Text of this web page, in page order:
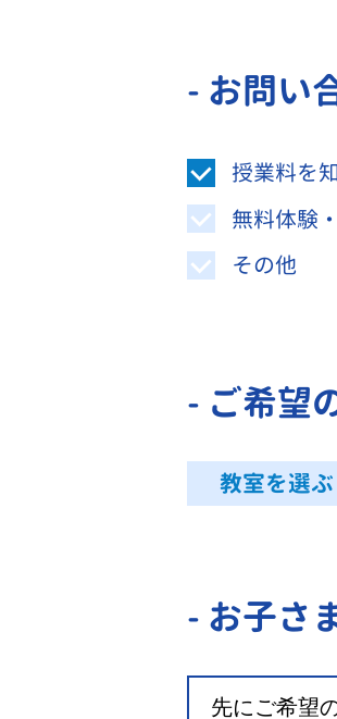
- お問い
授業料を
無料体験
その他
- ご希望
教室を選ぶ
- お子さ